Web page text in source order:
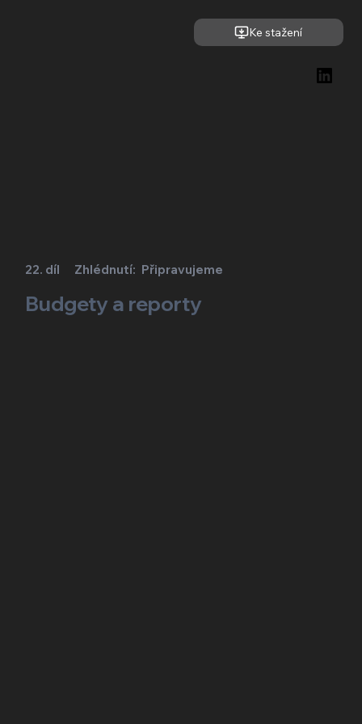
22. díl Zhlédnutí: Připravujeme
Budgety a reporty
Ke stažení